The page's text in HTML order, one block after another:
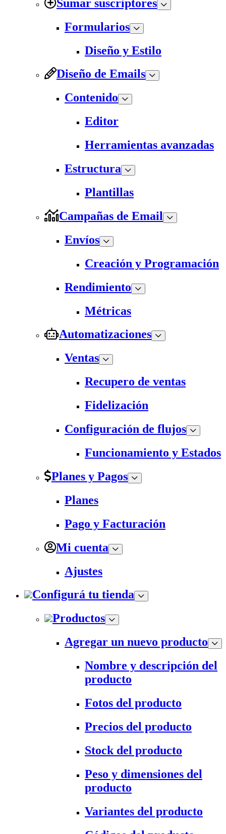
Sumar suscriptores
Formularios
Diseño y Estilo
Diseño de Emails
Contenido
Editor
Herramientas avanzadas
Estructura
Plantillas
Campañas de Email
Envíos
Creación y Programación
Rendimiento
Métricas
Automatizaciones
Ventas
Recupero de ventas
Fidelización
Configuración de flujos
Funcionamiento y Estados
Planes y Pagos
Planes
Pago y Facturación
Mi cuenta
Ajustes
Configurá tu tienda
Productos
Agregar un nuevo producto
Nombre y descripción del
producto
Fotos del producto
Precios del producto
Stock del producto
Peso y dimensiones del
producto
Variantes del producto